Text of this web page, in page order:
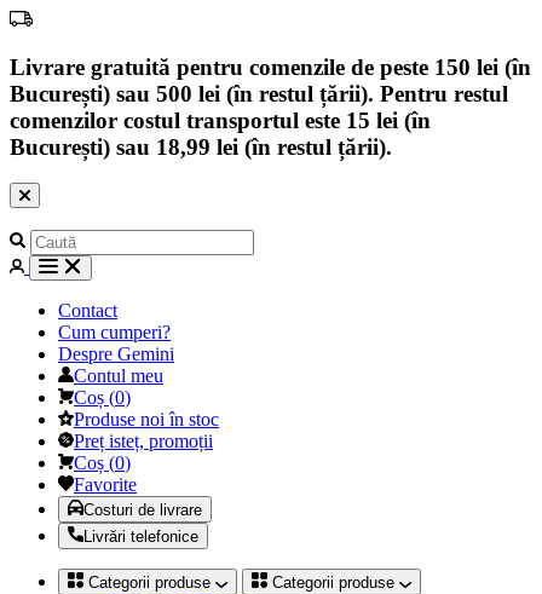
Livrare gratuită pentru comenzile de peste 150 lei (în
București) sau 500 lei (în restul țării). Pentru restul
comenzilor costul transportul este 15 lei (în
București) sau 18,99 lei (în restul țării).
Contact
Cum cumperi?
Despre Gemini
Contul meu
Coș (0)
Produse noi în stoc
Preț isteț, promoții
Coș (0)
Favorite
Costuri de livrare
Livrări telefonice
Categorii produse Categorii produse